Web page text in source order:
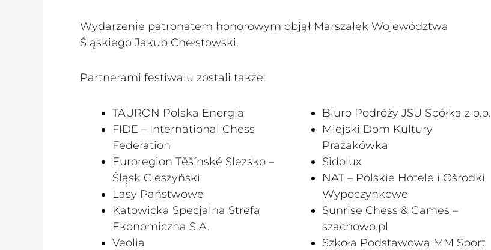
Wydarzenie patronatem honorowym objął Marszałek Województwa
Śląskiego Jakub Chełstowski.
Partnerami festiwalu zostali także:
TAURON Polska Energia
FIDE – International Chess
Federation
Euroregion Těšínské Slezsko –
Śląsk Cieszyński
Lasy Państwowe
Katowicka Specjalna Strefa
Ekonomiczna S.A.
Veolia
Biuro Podróży JSU Spółka z o.o.
Miejski Dom Kultury
Prażakówka
Sidolux
NAT – Polskie Hotele i Ośrodki
Wypoczynkowe
Sunrise Chess & Games –
szachowo.pl
Szkoła Podstawowa MM Sport